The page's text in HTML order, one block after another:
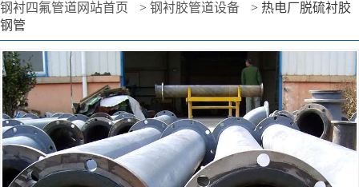
钢衬四氟管道网站首页 > 钢衬胶管道设备 > 热电厂脱硫衬胶
钢管